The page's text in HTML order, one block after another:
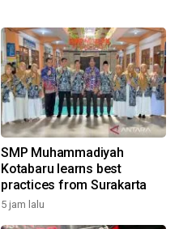
SMP Muhammadiyah
Kotabaru learns best
practices from Surakarta
5 jam lalu